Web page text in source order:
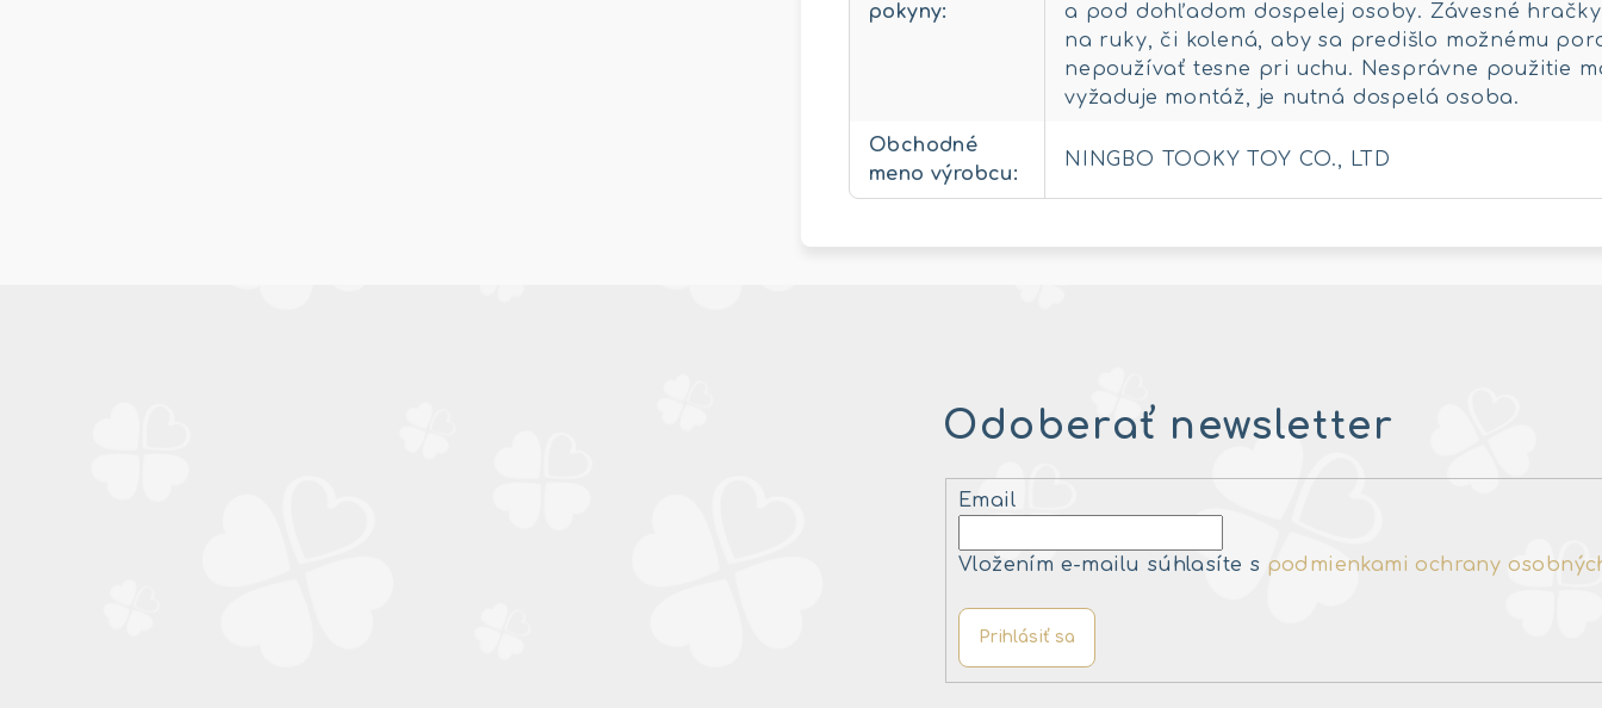
pokyny:
a pod dohľadom dospelej osoby. Závesné
na ruky, či kolená, aby sa predišlo možnému
nepoužívať tesne pri uchu. Nesprávne použitie
vyžaduje montáž, je nutná dospelá osoba.
Obchodné
meno výrobcu:
NINGBO TOOKY TOY CO., LTD
Odoberať newsletter
Email
Vložením e-mailu súhlasíte s podmienkami ochrany
Prihlásiť sa